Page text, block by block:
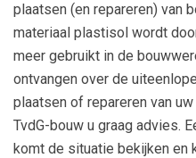
plaatsen (en repareren) van
materiaal plastisol wordt
meer gebruikt in de
ontvangen over de
plaatsen of repareren van
TvdG-bouw u graag advies.
komt de situatie bekijken en